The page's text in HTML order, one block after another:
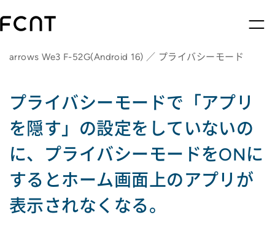
arrows We3 F-52G(Android 16) ／ プライバシーモード
プライバシーモードで「アプリ
を隠す」の設定をしていないの
に、プライバシーモードをONに
するとホーム画面上のアプリが
表示されなくなる。